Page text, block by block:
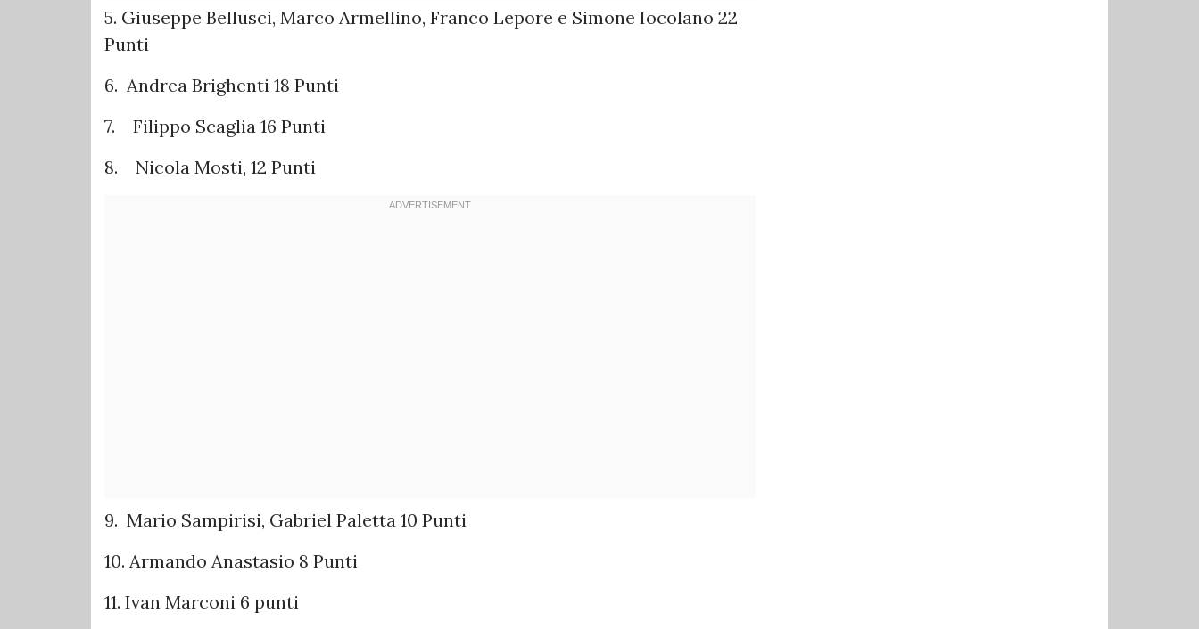
5. Giuseppe Bellusci, Marco Armellino, Franco Lepore e Simone Iocolano 22
Punti
6. Andrea Brighenti 18 Punti
7. Filippo Scaglia 16 Punti
8. Nicola Mosti, 12 Punti
9. Mario Sampirisi, Gabriel Paletta 10 Punti
10. Armando Anastasio 8 Punti
11. Ivan Marconi 6 punti